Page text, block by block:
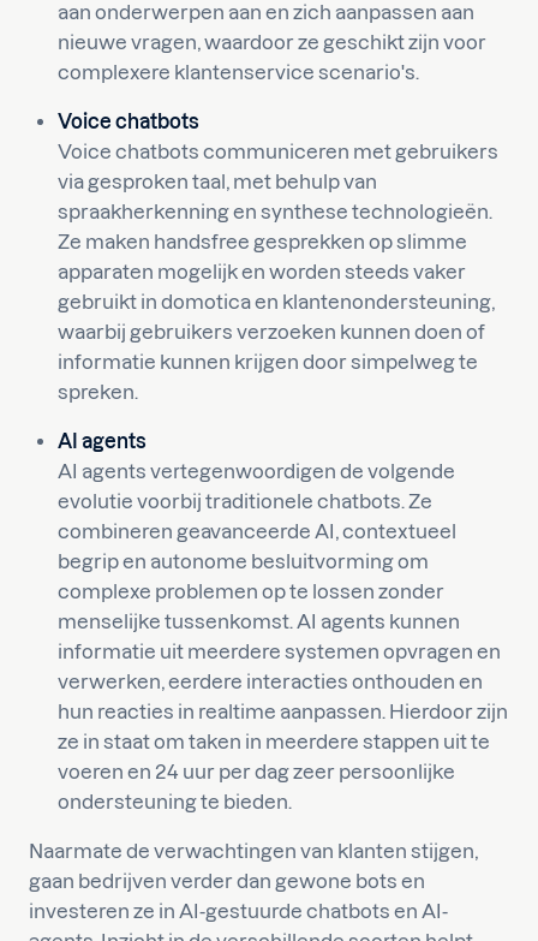
aan onderwerpen aan en zich aanpassen aan
nieuwe vragen, waardoor ze geschikt zijn voor
complexere klantenservice scenario's.
Voice chatbots
Voice chatbots communiceren met gebruikers
via gesproken taal, met behulp van
spraakherkenning en synthese technologieën.
Ze maken handsfree gesprekken op slimme
apparaten mogelijk en worden steeds vaker
gebruikt in domotica en klantenondersteuning,
waarbij gebruikers verzoeken kunnen doen of
informatie kunnen krijgen door simpelweg te
spreken.
AI agents
AI agents vertegenwoordigen de volgende
evolutie voorbij traditionele chatbots. Ze
combineren geavanceerde AI, contextueel
begrip en autonome besluitvorming om
complexe problemen op te lossen zonder
menselijke tussenkomst. AI agents kunnen
informatie uit meerdere systemen opvragen en
verwerken, eerdere interacties onthouden en
hun reacties in realtime aanpassen. Hierdoor zijn
ze in staat om taken in meerdere stappen uit te
voeren en 24 uur per dag zeer persoonlijke
ondersteuning te bieden.
Naarmate de verwachtingen van klanten stijgen,
gaan bedrijven verder dan gewone bots en
investeren ze in AI-gestuurde chatbots en AI-